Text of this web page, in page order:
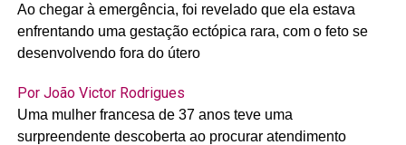
Ao chegar à emergência, foi revelado que ela estava
enfrentando uma gestação ectópica rara, com o feto se
desenvolvendo fora do útero
Por João Victor Rodrigues
Uma mulher francesa de 37 anos teve uma
surpreendente descoberta ao procurar atendimento